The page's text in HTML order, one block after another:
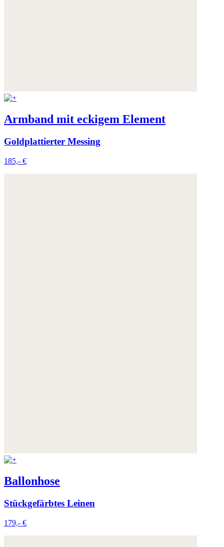
Armband mit eckigem Element
Goldplattierter Messing
185,- €
Ballonhose
Stückgefärbtes Leinen
179,- €